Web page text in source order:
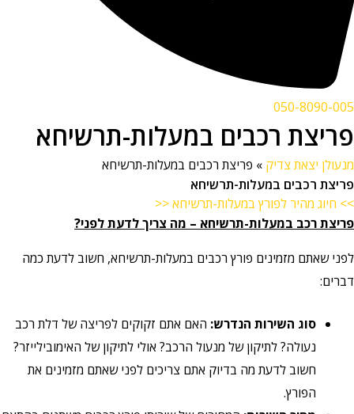
050-8090-005
פריצת רכבים במעלות-תרשיחא
מנעולן יצאת צדיק » פריצת רכבים במעלות-תרשיחא
פריצת רכבים במעלות-תרשיחא
>> חיוג מהיר לפורץ במעלות-תרשיחא <<
פריצת רכב במעלות-תרשיחא – מה צריך לדעת לפני?
לפני שאתם מזמינים פורץ רכבים במעלות-תרשיחא, חשוב לדעת כמה
דברים:
סוג השירות הנדרש: האם אתם זקוקים לפריצה של דלת רכב
נעולה? לתיקון של מנעול הרכב? אולי לתיקון של האימובילייזר?
חשוב לדעת מה בדיוק אתם צריכים לפני שאתם מזמינים את
הפורץ.